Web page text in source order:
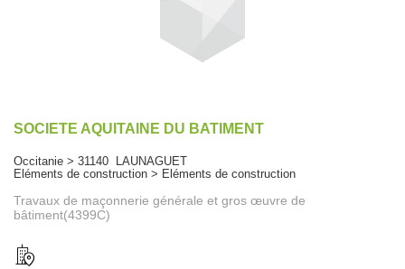
SOCIETE AQUITAINE DU BATIMENT
Occitanie > 31140 LAUNAGUET
Eléments de construction > Eléments de construction
Travaux de maçonnerie générale et gros œuvre de
bâtiment(4399C)